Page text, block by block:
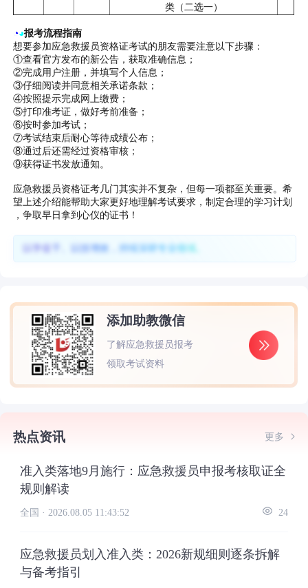
类（二选一）
◔◕报考流程指南
想要参加应急救援员资格证考试的朋友需要注意以下步骤：
①查看官方发布的新公告，获取准确信息；
②完成用户注册，并填写个人信息；
③仔细阅读并同意相关承诺条款；
④按照提示完成网上缴费；
⑤打印准考证，做好考前准备；
⑥按时参加考试；
⑦考试结束后耐心等待成绩公布；
⑧通过后还需经过资格审核；
⑨获得证书发放通知。
应急救援员资格证考几门其实并不复杂，但每一项都至关重要。希
望上述介绍能帮助大家更好地理解考试要求，制定合理的学习计划
，争取早日拿到心仪的证书！
以学促干、以技增效，持续深耕专业领域。
添加助教微信
了解应急救援员报考
领取考试资料
热点资讯 更多
准入类落地9月施行：应急救援员申报考核取证全
规则解读
全国 · 2026.08.05 11:43:52 24
应急救援员划入准入类：2026新规细则逐条拆解
与备考指引